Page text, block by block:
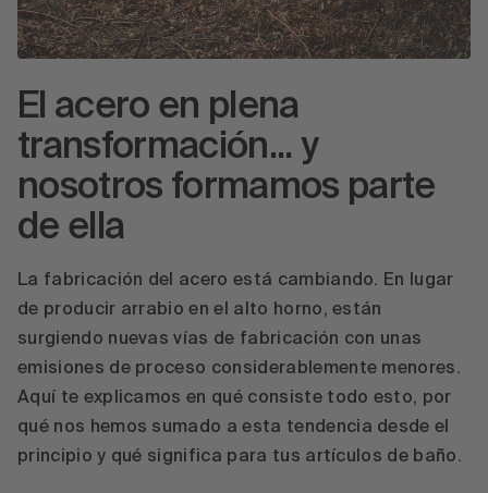
El acero en plena
transformación... y
nosotros formamos parte
de ella
La fabricación del acero está cambiando. En lugar
de producir arrabio en el alto horno, están
surgiendo nuevas vías de fabricación con unas
emisiones de proceso considerablemente menores.
Aquí te explicamos en qué consiste todo esto, por
qué nos hemos sumado a esta tendencia desde el
principio y qué significa para tus artículos de baño.